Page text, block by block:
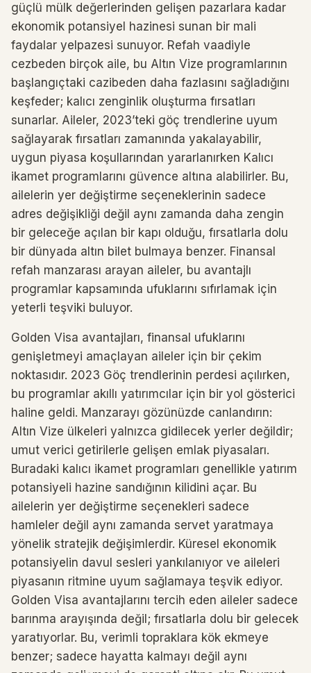
güçlü mülk değerlerinden gelişen pazarlara kadar
ekonomik potansiyel hazinesi sunan bir mali
faydalar yelpazesi sunuyor. Refah vaadiyle
cezbeden birçok aile, bu Altın Vize programlarının
başlangıçtaki cazibeden daha fazlasını sağladığını
keşfeder; kalıcı zenginlik oluşturma fırsatları
sunarlar. Aileler, 2023’teki göç trendlerine uyum
sağlayarak fırsatları zamanında yakalayabilir,
uygun piyasa koşullarından yararlanırken Kalıcı
ikamet programlarını güvence altına alabilirler. Bu,
ailelerin yer değiştirme seçeneklerinin sadece
adres değişikliği değil aynı zamanda daha zengin
bir geleceğe açılan bir kapı olduğu, fırsatlarla dolu
bir dünyada altın bilet bulmaya benzer. Finansal
refah manzarası arayan aileler, bu avantajlı
programlar kapsamında ufuklarını sıfırlamak için
yeterli teşviki buluyor.
Golden Visa avantajları, finansal ufuklarını
genişletmeyi amaçlayan aileler için bir çekim
noktasıdır. 2023 Göç trendlerinin perdesi açılırken,
bu programlar akıllı yatırımcılar için bir yol gösterici
haline geldi. Manzarayı gözünüzde canlandırın:
Altın Vize ülkeleri yalnızca gidilecek yerler değildir;
umut verici getirilerle gelişen emlak piyasaları.
Buradaki kalıcı ikamet programları genellikle yatırım
potansiyeli hazine sandığının kilidini açar. Bu
ailelerin yer değiştirme seçenekleri sadece
hamleler değil aynı zamanda servet yaratmaya
yönelik stratejik değişimlerdir. Küresel ekonomik
potansiyelin davul sesleri yankılanıyor ve aileleri
piyasanın ritmine uyum sağlamaya teşvik ediyor.
Golden Visa avantajlarını tercih eden aileler sadece
barınma arayışında değil; fırsatlarla dolu bir gelecek
yaratıyorlar. Bu, verimli topraklara kök ekmeye
benzer; sadece hayatta kalmayı değil aynı